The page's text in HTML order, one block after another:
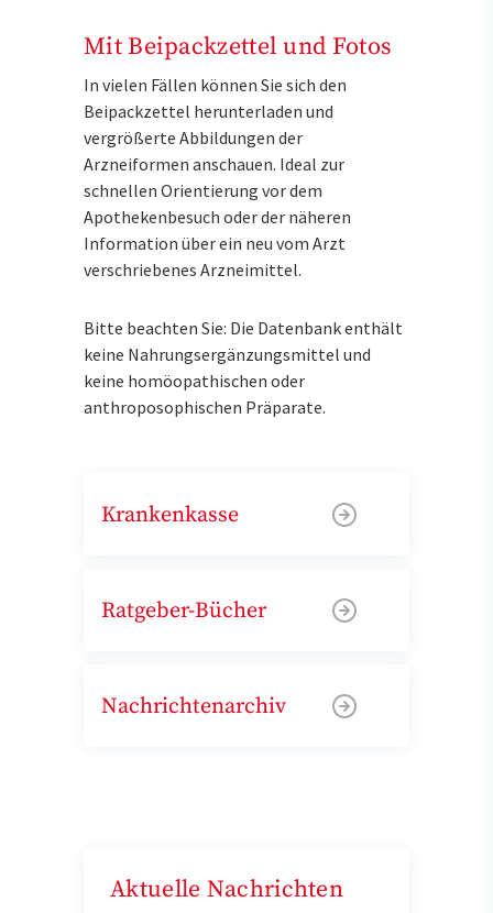
Mit Beipackzettel und Fotos
In vielen Fällen können Sie sich den
Beipackzettel herunterladen und
vergrößerte Abbildungen der
Arzneiformen anschauen. Ideal zur
schnellen Orientierung vor dem
Apothekenbesuch oder der näheren
Information über ein neu vom Arzt
verschriebenes Arzneimittel.
Bitte beachten Sie: Die Datenbank enthält
keine Nahrungsergänzungsmittel und
keine homöopathischen oder
anthroposophischen Präparate.
Krankenkasse
Ratgeber-Bücher
Nachrichtenarchiv
Aktuelle Nachrichten